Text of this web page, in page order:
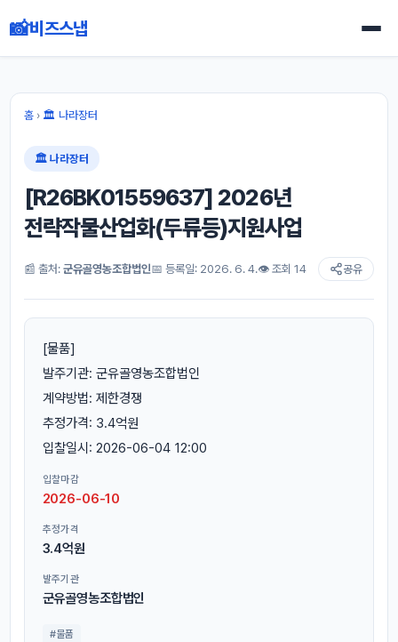
📸비즈스냅
홈› 🏛 나라장터
🏛 나라장터
[R26BK01559637] 2026년
전략작물산업화(두류등)지원사업
📰 출처: 군유골영농조합법인📅 등록일: 2026. 6. 4.👁 조회 14 공유
[물품]
발주기관: 군유골영농조합법인
계약방법: 제한경쟁
추정가격: 3.4억원
입찰일시: 2026-06-04 12:00
입찰마감
2026-06-10
추정가격
3.4억원
발주기관
군유골영농조합법인
#물품